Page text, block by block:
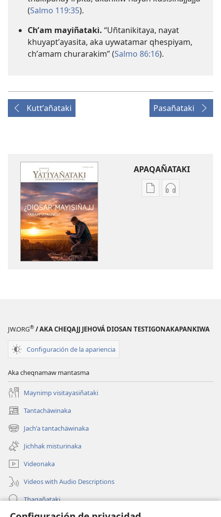
(Salmo 119:35).
Chʼam mayiñataki. “Uñtanikitaya, nayat
khuyaptʼayasita, aka uywatamar qhespiyam,
chʼamam churarakim” (Salmo 86:16).
Kuttʼañataki Pasañataki
APAQAÑATAKI
Aka Aka
JW.ORG® / AKA CHEQAJJ JEHOVÁ DIOSAN TESTIGONAKAPANKIWA
Configuración de la apariencia
Aka cheqnamaw mantasma
Maynimp visitayasiñataki
Tantachäwinaka
(opens
new
window)
Jachʼa tantachäwinaka
(opens
new
window)
Jichhak misturinaka
Videonaka
Videos with Audio Descriptions
Thaqañataki